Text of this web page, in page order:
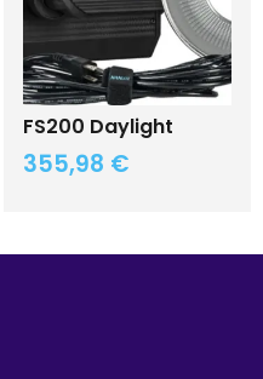
FS200 Daylight
355,98 €